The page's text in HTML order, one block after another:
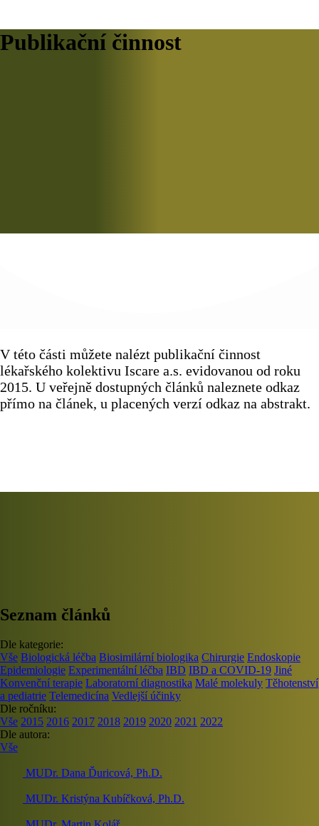
Publikační činnost
V této části můžete nalézt publikační činnost
lékařského kolektivu Iscare a.s. evidovanou od roku
2015. U veřejně dostupných článků naleznete odkaz
přímo na článek, u placených verzí odkaz na abstrakt.
Seznam článků
Dle kategorie:
Vše Biologická léčba Biosimilární biologika Chirurgie Endoskopie
Epidemiologie Experimentální léčba IBD IBD a COVID-19 Jiné
Konvenční terapie Laboratorní diagnostika Malé molekuly Těhotenství
a pediatrie Telemedicína Vedlejší účinky
Dle ročníku:
Vše 2015 2016 2017 2018 2019 2020 2021 2022
Dle autora:
Vše
MUDr. Dana Ďuricová, Ph.D.
MUDr. Kristýna Kubíčková, Ph.D.